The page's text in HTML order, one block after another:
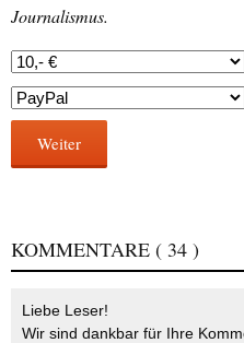
Journalismus.
Weiter
KOMMENTARE ( 34 )
Liebe Leser!
Wir sind dankbar für Ihre